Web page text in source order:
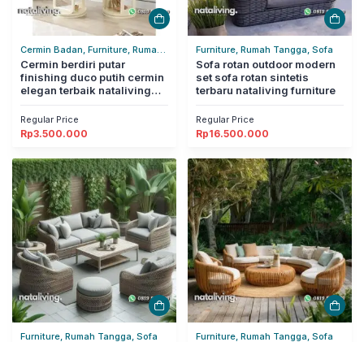
Cermin Badan, Furniture, Rumah
Tangga
Cermin berdiri putar
finishing duco putih cermin
elegan terbaik nataliving
Regular Price
Rp3.500.000
Furniture, Rumah Tangga, Sofa
Sofa rotan outdoor modern
set sofa rotan sintetis
terbaru nataliving furniture
Regular Price
Rp16.500.000
Furniture, Rumah Tangga, Sofa Furniture, Rumah Tangga, Sofa